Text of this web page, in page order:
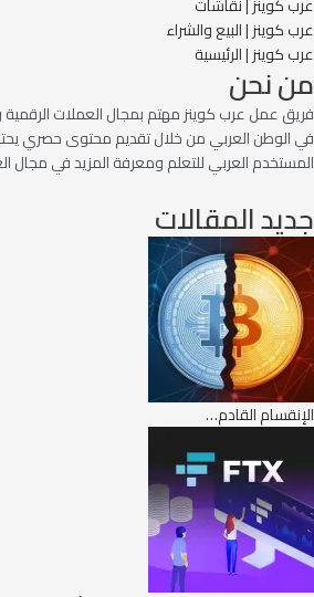
عرب كوينز | البيع والشراء
عرب كوينز | الرئيسية
من نحن
فريق عمل عرب كوينز مهتم بمجال العملات
في الوطن العربي من خلال تقديم محتوى حصري
المستخدم العربي للتعلم ومعرفة المزيد في مجال
جديد المقالات
الإنقسام القادم…